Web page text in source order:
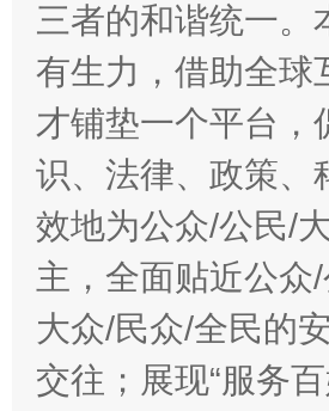
三者的和谐统一。
有生力，借助全球
才铺垫一个平台，
识、法律、政策、
效地为公众/公民/
主，全面贴近公众
大众/民众/全民的
交往；展现“服务